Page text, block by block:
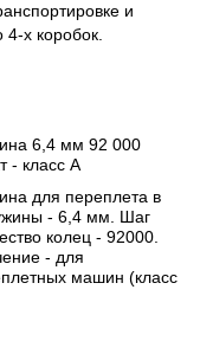
и
4-х коробок.
6,4 мм 92 000
- класс А
для переплета в
- 6,4 мм. Шаг
колец - 92000.
- для
машин (класс